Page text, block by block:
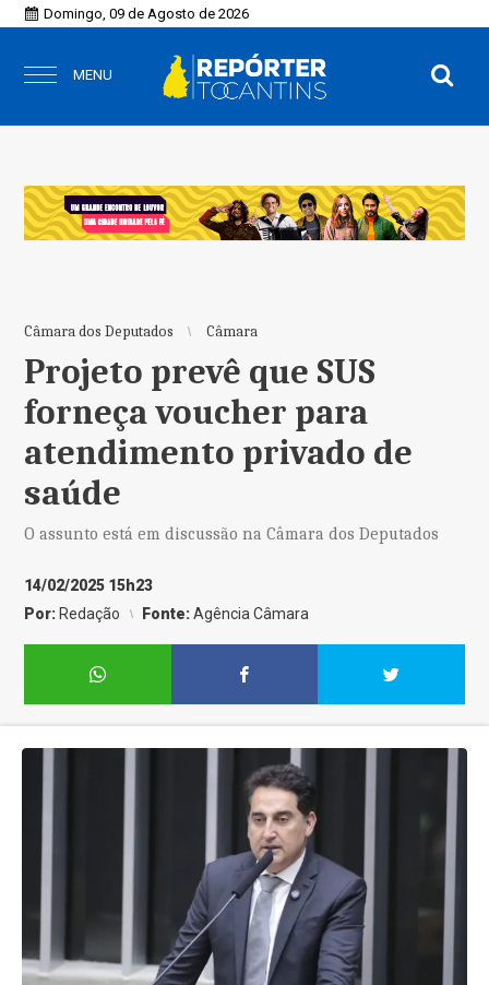
Domingo, 09 de Agosto de 2026
MENU
Câmara dos Deputados Câmara
Projeto prevê que SUS
forneça voucher para
atendimento privado de
saúde
O assunto está em discussão na Câmara dos Deputados
14/02/2025 15h23
Por: Redação Fonte:Agência Câmara